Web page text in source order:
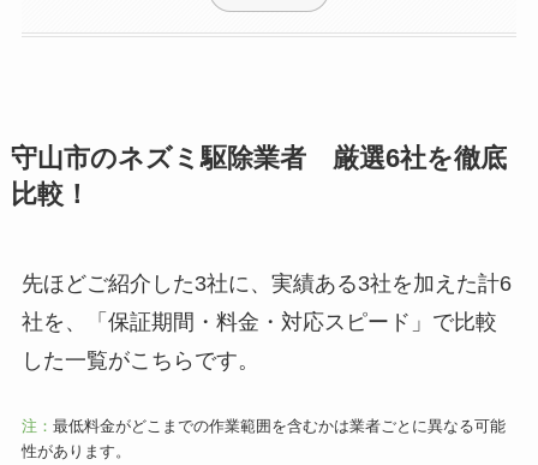
守山市のネズミ駆除業者 厳選6社を徹底
比較！
先ほどご紹介した3社に、実績ある3社を加えた計6
社を、「保証期間・料金・対応スピード」で比較
した一覧がこちらです。
注： 最低料金がどこまでの作業範囲を含むかは業者ごとに異なる可能
性があります。